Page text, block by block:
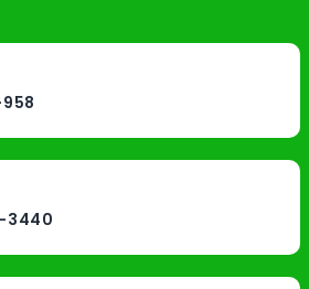
3440